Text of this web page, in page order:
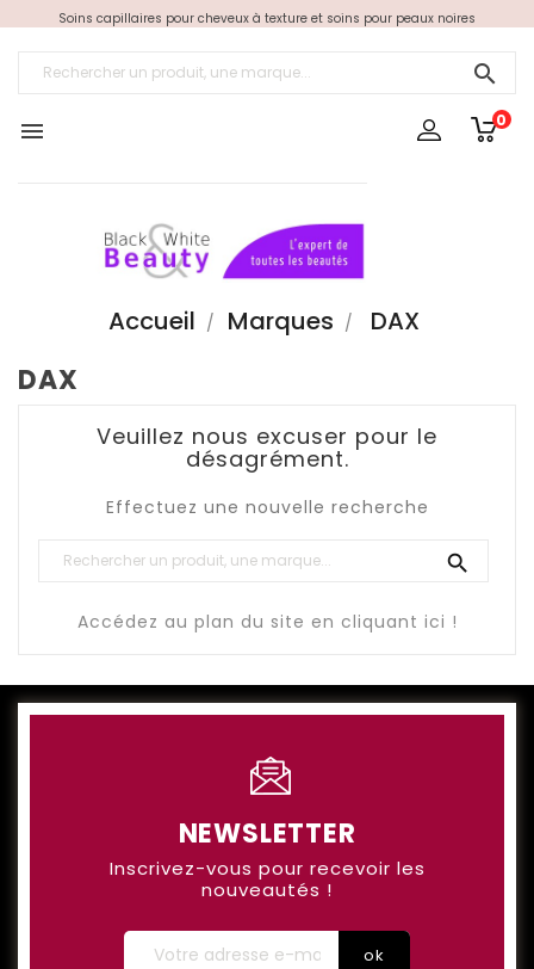
Soins capillaires pour cheveux à texture et soins pour peaux noires

 0
Accueil Marques DAX
DAX
Veuillez nous excuser pour le
désagrément.
Effectuez une nouvelle recherche

Accédez au plan du site en cliquant ici !
NEWSLETTER
Inscrivez-vous pour recevoir les
nouveautés !